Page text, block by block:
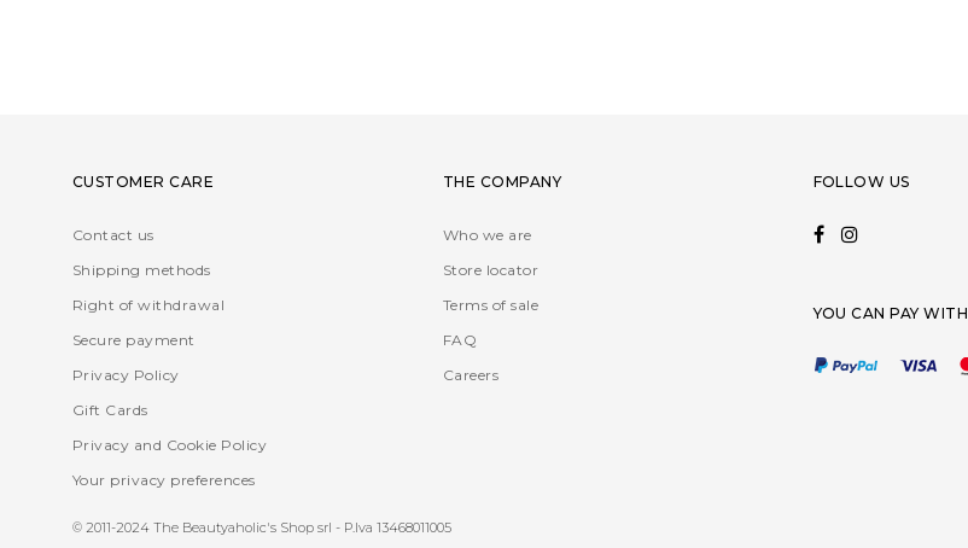
CUSTOMER CARE
Contact us
Shipping methods
Right of withdrawal
Secure payment
Privacy Policy
Gift Cards
Privacy and Cookie Policy
Your privacy preferences
THE COMPANY
Who we are
Store locator
Terms of sale
FAQ
Careers
FOLLOW US
YOU CAN PAY WITH
© 2011-2024 The Beautyaholic's Shop srl - P.Iva 13468011005